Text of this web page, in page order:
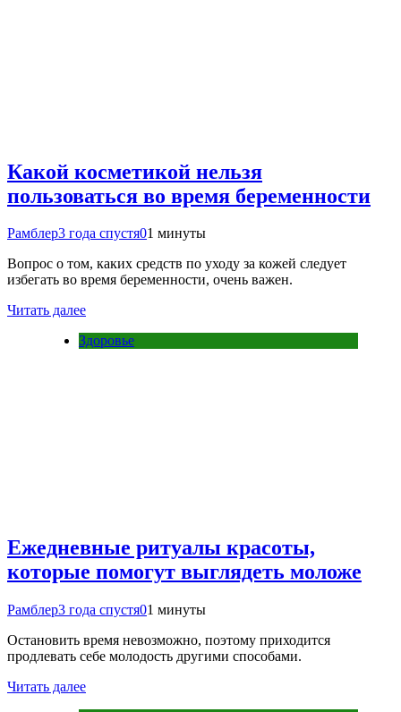
Какой косметикой нельзя
пользоваться во время беременности
Рамблер3 года спустя01 минуты
Вопрос о том, каких средств по уходу за кожей следует
избегать во время беременности, очень важен.
Читать далее
Здоровье
Ежедневные ритуалы красоты,
которые помогут выглядеть моложе
Рамблер3 года спустя01 минуты
Остановить время невозможно, поэтому приходится
продлевать себе молодость другими способами.
Читать далее